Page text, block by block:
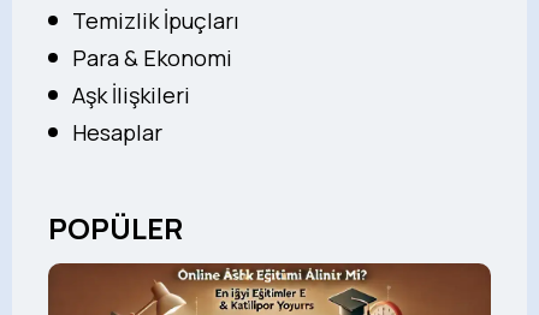
Temizlik İpuçları
Para & Ekonomi
Aşk İlişkileri
Hesaplar
POPÜLER